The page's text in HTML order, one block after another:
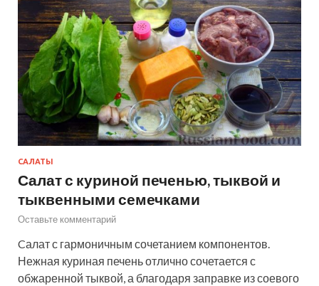
САЛАТЫ
Салат с куриной печенью, тыквой и
тыквенными семечками
Оставьте комментарий
Cалат с гармоничным сочетанием компонентов.
Нежная куриная печень отлично сочетается с
обжаренной тыквой, а благодаря заправке из соевого